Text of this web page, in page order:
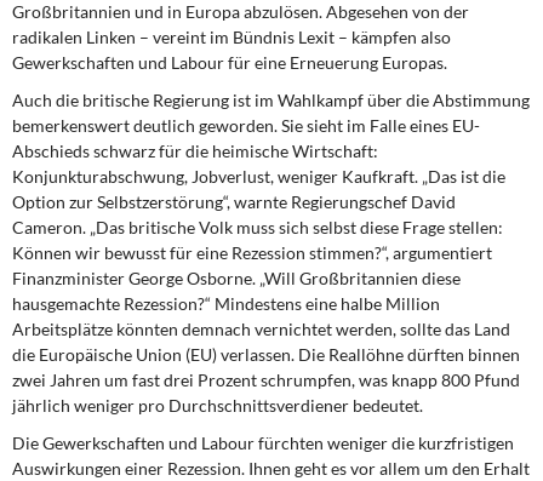
Großbritannien und in Europa abzulösen. Abgesehen von der
radikalen Linken – vereint im Bündnis Lexit – kämpfen also
Gewerkschaften und Labour für eine Erneuerung Europas.
Auch die britische Regierung ist im Wahlkampf über die Abstimmung
bemerkenswert deutlich geworden. Sie sieht im Falle eines EU-
Abschieds schwarz für die heimische Wirtschaft:
Konjunkturabschwung, Jobverlust, weniger Kaufkraft. „Das ist die
Option zur Selbstzerstörung“, warnte Regierungschef David
Cameron. „Das britische Volk muss sich selbst diese Frage stellen:
Können wir bewusst für eine Rezession stimmen?“, argumentiert
Finanzminister George Osborne. „Will Großbritannien diese
hausgemachte Rezession?“ Mindestens eine halbe Million
Arbeitsplätze könnten demnach vernichtet werden, sollte das Land
die Europäische Union (EU) verlassen. Die Reallöhne dürften binnen
zwei Jahren um fast drei Prozent schrumpfen, was knapp 800 Pfund
jährlich weniger pro Durchschnittsverdiener bedeutet.
Die Gewerkschaften und Labour fürchten weniger die kurzfristigen
Auswirkungen einer Rezession. Ihnen geht es vor allem um den Erhalt